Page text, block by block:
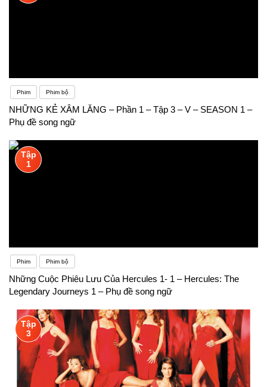
Phim Phim bộ
NHỮNG KẺ XÂM LĂNG – Phần 1 – Tập 3 – V – SEASON 1 –
Phụ đề song ngữ
Tập
1
Phim Phim bộ
Những Cuộc Phiêu Lưu Của Hercules 1- 1 – Hercules: The
Legendary Journeys 1 – Phụ đề song ngữ
Tập
3